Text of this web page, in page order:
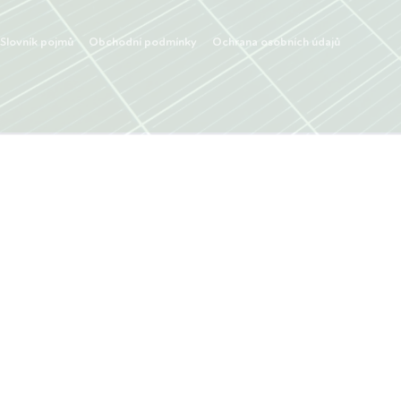
Slovník pojmů Obchodní podmínky Ochrana osobních údajů